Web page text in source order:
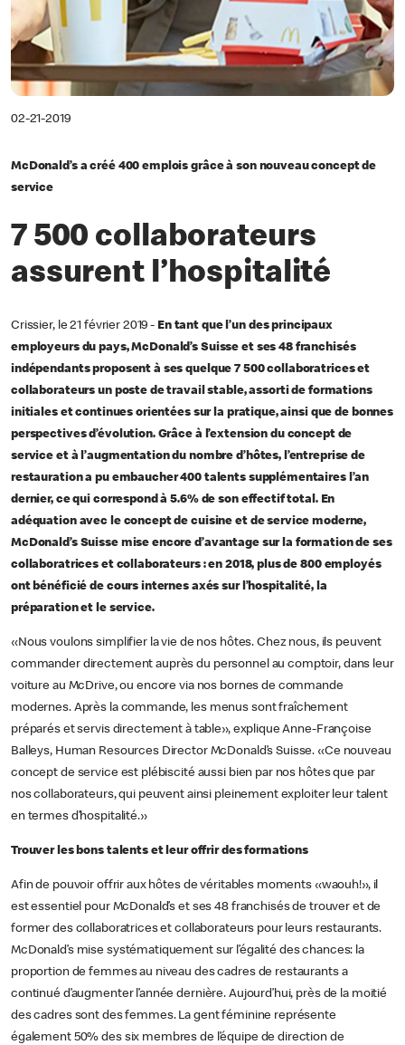
02-21-2019
McDonald’s a créé 400 emplois grâce à son nouveau concept de
service
7 500 collaborateurs
assurent l’hospitalité
Crissier, le 21 février 2019 - En tant que l’un des principaux
employeurs du pays, McDonald’s Suisse et ses 48 franchisés
indépendants proposent à ses quelque 7 500 collaboratrices et
collaborateurs un poste de travail stable, assorti de formations
initiales et continues orientées sur la pratique, ainsi que de bonnes
perspectives d’évolution. Grâce à l’extension du concept de
service et à l’augmentation du nombre d’hôtes, l’entreprise de
restauration a pu embaucher 400 talents supplémentaires l’an
dernier, ce qui correspond à 5.6% de son effectif total. En
adéquation avec le concept de cuisine et de service moderne,
McDonald’s Suisse mise encore d’avantage sur la formation de ses
collaboratrices et collaborateurs : en 2018, plus de 800 employés
ont bénéficié de cours internes axés sur l’hospitalité, la
préparation et le service.
«Nous voulons simplifier la vie de nos hôtes. Chez nous, ils peuvent
commander directement auprès du personnel au comptoir, dans leur
voiture au McDrive, ou encore via nos bornes de commande
modernes. Après la commande, les menus sont fraîchement
préparés et servis directement à table», explique Anne-Françoise
Balleys, Human Resources Director McDonald’s Suisse. «Ce nouveau
concept de service est plébiscité aussi bien par nos hôtes que par
nos collaborateurs, qui peuvent ainsi pleinement exploiter leur talent
en termes d’hospitalité.»
Trouver les bons talents et leur offrir des formations
Afin de pouvoir offrir aux hôtes de véritables moments «waouh!», il
est essentiel pour McDonald’s et ses 48 franchisés de trouver et de
former des collaboratrices et collaborateurs pour leurs restaurants.
McDonald’s mise systématiquement sur l’égalité des chances: la
proportion de femmes au niveau des cadres de restaurants a
continué d’augmenter l’année dernière. Aujourd’hui, près de la moitié
des cadres sont des femmes. La gent féminine représente
également 50% des six membres de l’équipe de direction de